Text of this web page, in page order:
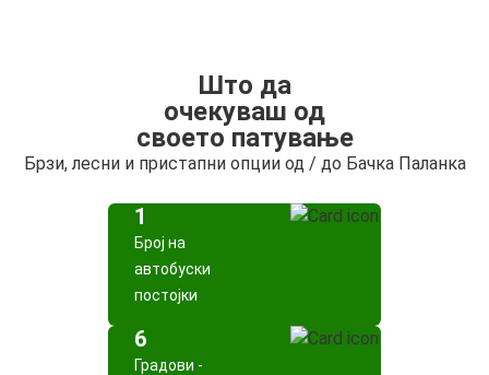
Што да
очекуваш од
своето патување
Брзи, лесни и пристапни опции од / до Бачка Паланка
1
Број на
автобуски
постојки
6
Градови -